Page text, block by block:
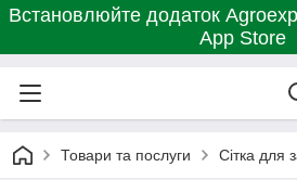
Встановлюйте додаток
App Store
Товари та послуги Сітка для